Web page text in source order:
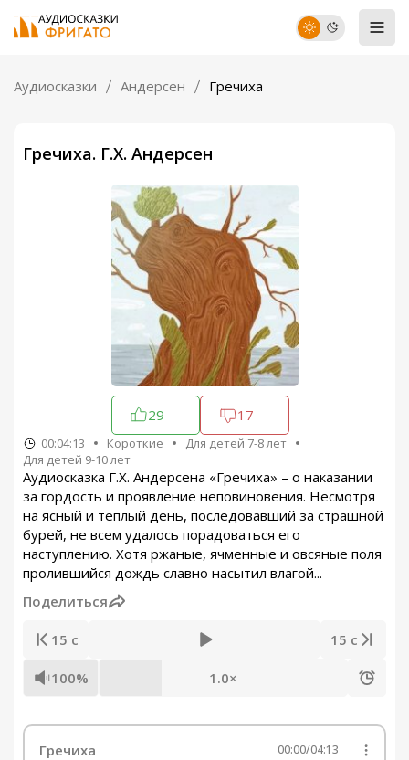
Аудиосказки Андерсен Гречиха
Гречиха. Г.Х. Андерсен
29 17
00:04:13 Короткие
Для детей 7-8 лет
Для детей 9-10 лет
Аудиосказка Г.Х. Андерсена «Гречиха» – о наказании
за гордость и проявление неповиновения. Несмотря
на ясный и тёплый день, последовавший за страшной
бурей, не всем удалось порадоваться его
наступлению. Хотя ржаные, ячменные и овсяные поля
пролившийся дождь славно насытил влагой...
Поделиться
15 с 15 с
100% 1.0×
Гречиха 00:00/04:13